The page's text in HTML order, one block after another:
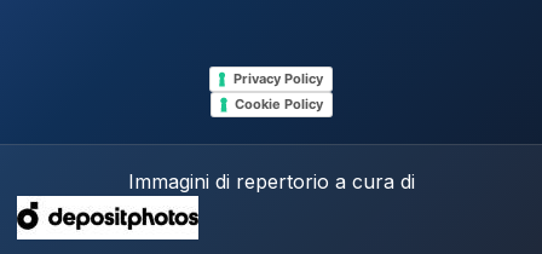
Privacy Policy
Cookie Policy
Immagini di repertorio a cura di